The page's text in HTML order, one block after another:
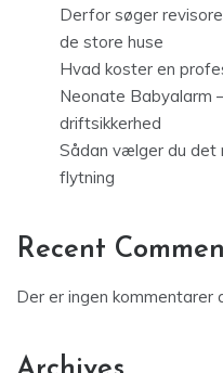
Derfor søger
de store huse
Hvad koster en
Neonate Babyalarm
driftsikkerhed
Sådan vælger du
flytning
Recent
Der er ingen kommentarer